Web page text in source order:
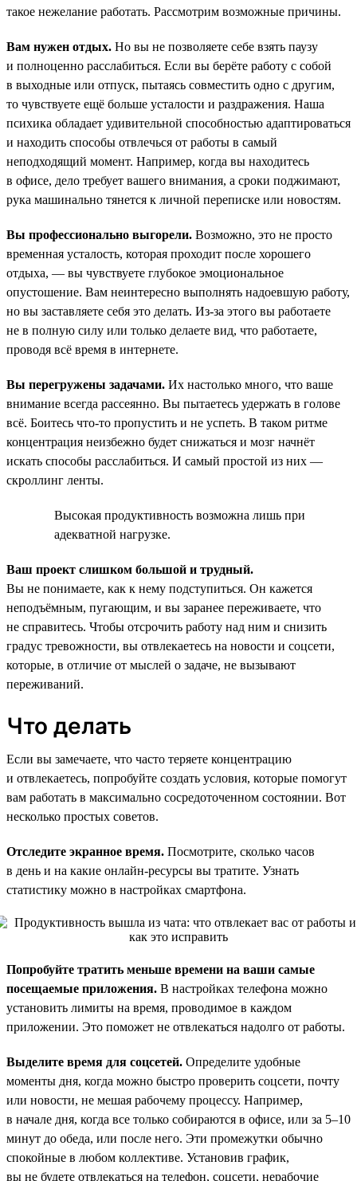
такое нежелание работать. Рассмотрим возможные причины.
Вам нужен отдых. Но вы не позволяете себе взять паузу
и полноценно расслабиться. Если вы берёте работу с собой
в выходные или отпуск, пытаясь совместить одно с другим,
то чувствуете ещё больше усталости и раздражения. Наша
психика обладает удивительной способностью адаптироваться
и находить способы отвлечься от работы в самый
неподходящий момент. Например, когда вы находитесь
в офисе, дело требует вашего внимания, а сроки поджимают,
рука машинально тянется к личной переписке или новостям.
Вы профессионально выгорели. Возможно, это не просто
временная усталость, которая проходит после хорошего
отдыха, — вы чувствуете глубокое эмоциональное
опустошение. Вам неинтересно выполнять надоевшую работу,
но вы заставляете себя это делать. Из-за этого вы работаете
не в полную силу или только делаете вид, что работаете,
проводя всё время в интернете.
Вы перегружены задачами. Их настолько много, что ваше
внимание всегда рассеянно. Вы пытаетесь удержать в голове
всё. Боитесь что-то пропустить и не успеть. В таком ритме
концентрация неизбежно будет снижаться и мозг начнёт
искать способы расслабиться. И самый простой из них —
скроллинг ленты.
Высокая продуктивность возможна лишь при
адекватной нагрузке.
Ваш проект слишком большой и трудный.
Вы не понимаете, как к нему подступиться. Он кажется
неподъёмным, пугающим, и вы заранее переживаете, что
не справитесь. Чтобы отсрочить работу над ним и снизить
градус тревожности, вы отвлекаетесь на новости и соцсети,
которые, в отличие от мыслей о задаче, не вызывают
переживаний.
Что делать
Если вы замечаете, что часто теряете концентрацию
и отвлекаетесь, попробуйте создать условия, которые помогут
вам работать в максимально сосредоточенном состоянии. Вот
несколько простых советов.
Отследите экранное время. Посмотрите, сколько часов
в день и на какие онлайн-ресурсы вы тратите. Узнать
статистику можно в настройках смартфона.
Попробуйте тратить меньше времени на ваши самые
посещаемые приложения. В настройках телефона можно
установить лимиты на время, проводимое в каждом
приложении. Это поможет не отвлекаться надолго от работы.
Выделите время для соцсетей. Определите удобные
моменты дня, когда можно быстро проверить соцсети, почту
или новости, не мешая рабочему процессу. Например,
в начале дня, когда все только собираются в офисе, или за 5–10
минут до обеда, или после него. Эти промежутки обычно
спокойные в любом коллективе. Установив график,
вы не будете отвлекаться на телефон, соцсети, нерабочие